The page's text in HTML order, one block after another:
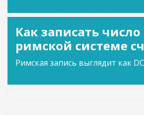
Как записать число
римской системе
Римская запись выглядит как